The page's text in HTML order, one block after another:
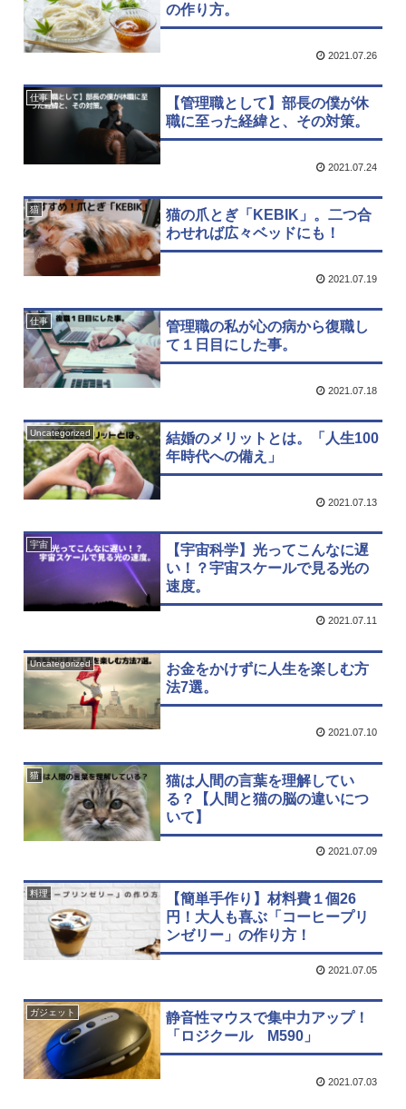
の作り方。
2021.07.26
仕事
【管理職として】部長の僕が休
職に至った経緯と、その対策。
2021.07.24
猫
猫の爪とぎ「KEBIK」。二つ合
わせれば広々ベッドにも！
2021.07.19
仕事
管理職の私が心の病から復職し
て１日目にした事。
2021.07.18
Uncategorized
結婚のメリットとは。「人生100
年時代への備え」
2021.07.13
宇宙
【宇宙科学】光ってこんなに遅
い！？宇宙スケールで見る光の
速度。
2021.07.11
Uncategorized
お金をかけずに人生を楽しむ方
法7選。
2021.07.10
猫
猫は人間の言葉を理解してい
る？【人間と猫の脳の違いにつ
いて】
2021.07.09
料理
【簡単手作り】材料費１個26
円！大人も喜ぶ「コーヒープリ
ンゼリー」の作り方！
2021.07.05
ガジェット
静音性マウスで集中力アップ！
「ロジクール M590」
2021.07.03